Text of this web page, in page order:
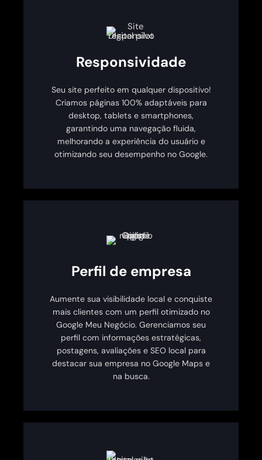
Responsividade
Seu site perfeito em qualquer dispositivo!
Criamos páginas 100% adaptáveis para
desktop, tablets e smartphones,
garantindo uma navegação fluida,
melhorando a experiência do usuário e
otimizando seu desempenho no Google.
Perfil de empresa
Aumente sua visibilidade local e conquiste
mais clientes com um perfil otimizado no
Google Meu Negócio. Gerenciamos seu
perfil com informações estratégicas,
postagens, avaliações e SEO local para
destacar sua empresa no Google Maps e
na busca.